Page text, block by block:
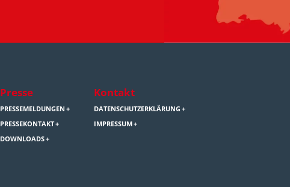
Presse
PRESSEMELDUNGEN
PRESSEKONTAKT
DOWNLOADS
Kontakt
DATENSCHUTZERKLÄRUNG
IMPRESSUM